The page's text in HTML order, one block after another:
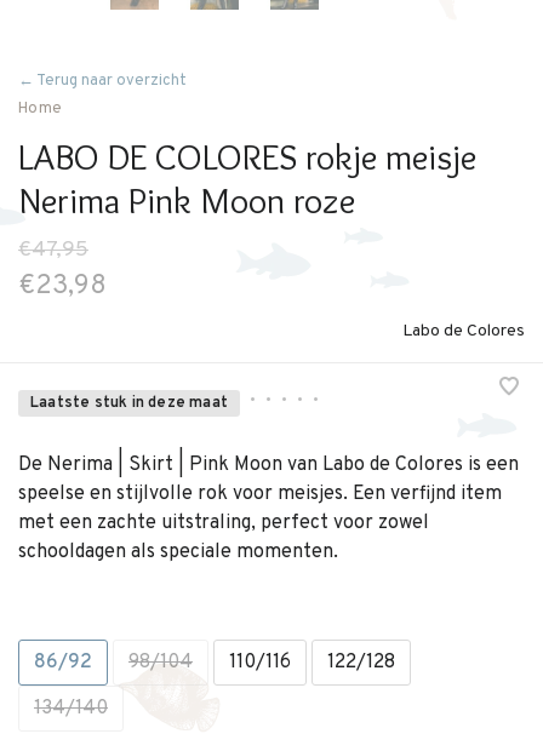
← Terug naar overzicht
Home
LABO DE COLORES rokje meisje
Nerima Pink Moon roze
€47,95
€23,98
Labo de Colores
Laatste stuk in deze maat • • • • •
De Nerima | Skirt | Pink Moon van Labo de Colores is een
speelse en stijlvolle rok voor meisjes. Een verfijnd item
met een zachte uitstraling, perfect voor zowel
schooldagen als speciale momenten.
86/92 98/104 110/116
122/128
134/140